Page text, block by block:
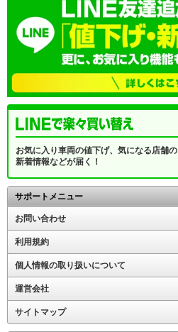
お気に入り車両の値下げ、気になる店舗の
新着情報などが届く！
サポートメニュー
お問い合わせ
利用規約
個人情報の取り扱いについて
運営会社
サイトマップ